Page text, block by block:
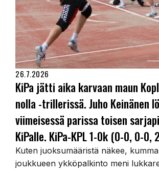
26.7.2026
KiPa jätti aika karvaan maun
nolla -trillerissä. Juho Keinänen
viimeisessä parissa toisen
KiPalle. KiPa-KPL 1-0k (0-0, 0-0,
Kuten juoksumääristä näkee,
joukkueen ykköpalkinto meni